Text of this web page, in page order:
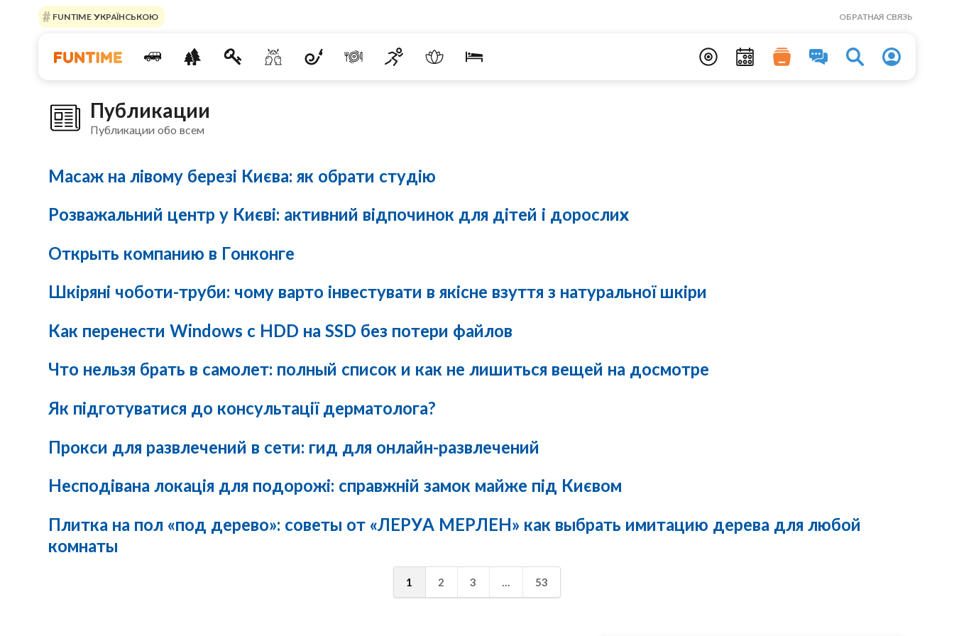
FUNTIME УКРАЇНСЬКОЮ ОБРАТНАЯ СВЯЗЬ
Публикации
Публикации обо всем
Масаж на лівому березі Києва: як обрати студію
Розважальний центр у Києві: активний відпочинок для дітей і дорослих
Открыть компанию в Гонконге
Шкіряні чоботи-труби: чому варто інвестувати в якісне взуття з натуральної шкіри
Как перенести Windows с HDD на SSD без потери файлов
Что нельзя брать в самолет: полный список и как не лишиться вещей на досмотре
Як підготуватися до консультації дерматолога?
Прокси для развлечений в сети: гид для онлайн-развлечений
Несподівана локація для подорожі: справжній замок майже під Києвом
Плитка на пол «под дерево»: советы от «ЛЕРУА МЕРЛЕН» как выбрать имитацию дерева для любой
комнаты
1 2 3 53